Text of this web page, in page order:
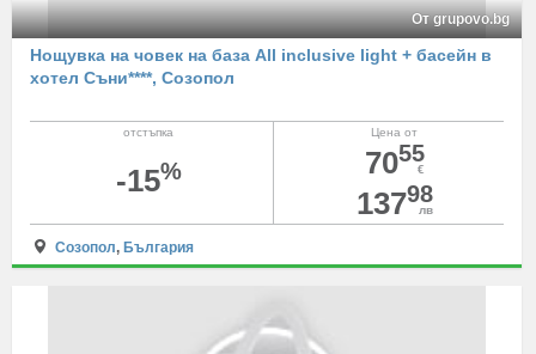
От grupovo.bg
Нощувка на човек на база All inclusive light + басейн в
хотел Съни****, Созопол
Цена от
7055
€
13798
лв
отстъпка
-15%
Созопол, България